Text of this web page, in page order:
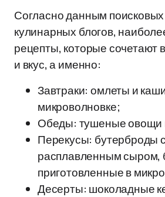
Согласно данным поисковых
кулинарных блогов,
рецепты, которые сочетают
и вкус, а именно:
Завтраки: омлеты и
микроволновке;
Обеды: тушеные овощи
Перекусы: бутерброды с
расплавленным сыром,
приготовленные в
Десерты: шоколадные